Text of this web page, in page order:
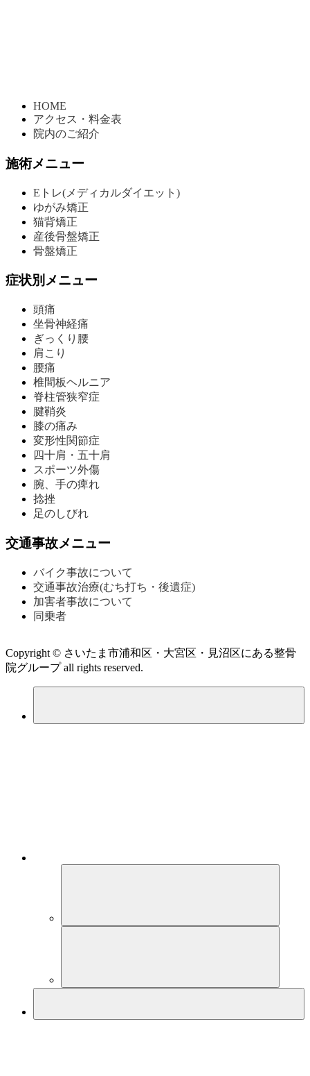
HOME
アクセス・料金表
院内のご紹介
施術メニュー
Eトレ(メディカルダイエット)
ゆがみ矯正
猫背矯正
産後骨盤矯正
骨盤矯正
症状別メニュー
頭痛
坐骨神経痛
ぎっくり腰
肩こり
腰痛
椎間板ヘルニア
脊柱管狭窄症
腱鞘炎
膝の痛み
変形性関節症
四十肩・五十肩
スポーツ外傷
腕、手の痺れ
捻挫
足のしびれ
交通事故メニュー
バイク事故について
交通事故治療(むち打ち・後遺症)
加害者事故について
同乗者
Copyright © さいたま市浦和区・大宮区・見沼区にある整骨
院グループ all rights reserved.